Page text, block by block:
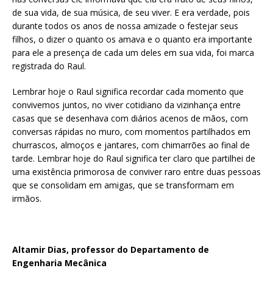
de sua vida, de sua música, de seu viver. E era verdade, pois
durante todos os anos de nossa amizade o festejar seus
filhos, o dizer o quanto os amava e o quanto era importante
para ele a presença de cada um deles em sua vida, foi marca
registrada do Raul.
Lembrar hoje o Raul significa recordar cada momento que
convivemos juntos, no viver cotidiano da vizinhança entre
casas que se desenhava com diários acenos de mãos, com
conversas rápidas no muro, com momentos partilhados em
churrascos, almoços e jantares, com chimarrões ao final de
tarde. Lembrar hoje do Raul significa ter claro que partilhei de
uma existência primorosa de conviver raro entre duas pessoas
que se consolidam em amigas, que se transformam em
irmãos.
Altamir Dias, professor do Departamento de
Engenharia Mecânica